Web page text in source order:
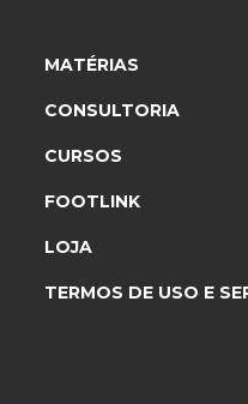
MATÉRIAS
CONSULTORIA
CURSOS
FOOTLINK
LOJA
TERMOS DE USO E